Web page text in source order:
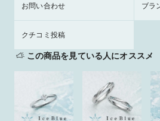
お問い合わせ ブラ
クチコミ投稿
この商品を見ている人にオススメ